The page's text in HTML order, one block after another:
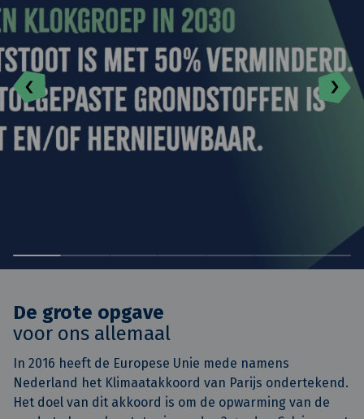
De grote opgave
voor ons allemaal
In 2016 heeft de Europese Unie mede namens
Nederland het Klimaatakkoord van Parijs ondertekend.
Het doel van dit akkoord is om de opwarming van de